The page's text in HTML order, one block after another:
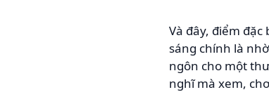
Và đây, điểm
sáng chính là
ngôn cho một
nghĩ mà xem,